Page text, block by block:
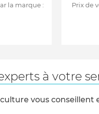
la marque :
Prix de
à votre
vous